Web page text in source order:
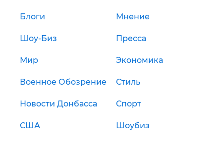
Блоги Мнение
Шоу-Биз Пресса
Мир Экономика
Военное Обозрение Стиль
Новости Донбасса Спорт
США Шоубиз